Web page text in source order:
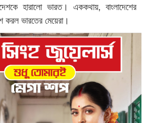
হারালো ভারত। এককথায়, বাংলাদেশের
করল ভারতের মেয়েরা।